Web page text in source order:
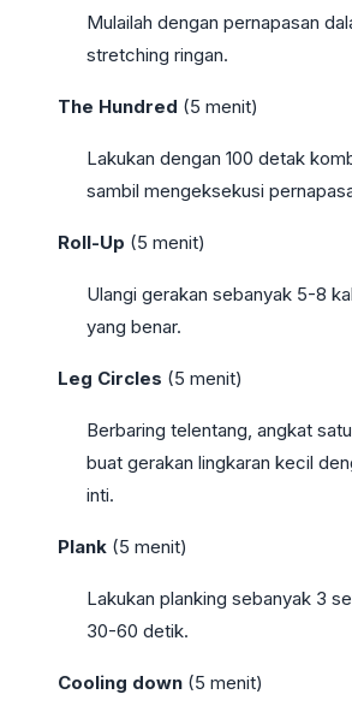
Mulailah dengan pernapasan
stretching ringan.
The Hundred (5 menit)
Lakukan dengan 100 detak
sambil mengeksekusi
Roll-Up (5 menit)
Ulangi gerakan sebanyak 5-8
yang benar.
Leg Circles (5 menit)
Berbaring telentang, angkat
buat gerakan lingkaran kecil
inti.
Plank (5 menit)
Lakukan planking sebanyak 3
30-60 detik.
Cooling down (5 menit)